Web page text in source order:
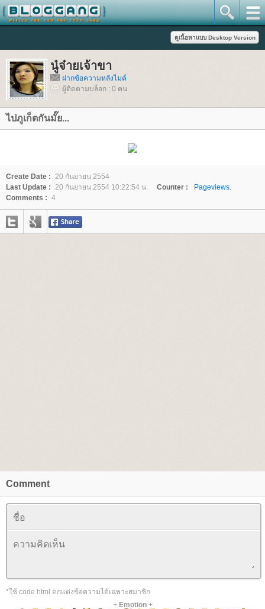
นู๋จ๋ายเจ้าขา
ฝากข้อความหลังไมค์
ผู้ติดตามบล็อก : 0 คน
ไปภูเก็ตกันมั๊ย...
Create Date : 20 กันยายน 2554
Last Update : 20 กันยายน 2554 10:22:54 น. Counter :
Pageviews.
Comments : 4
Comment
*ใช้ code html ตกแต่งข้อความได้เฉพาะสมาชิก
+ Emotion+